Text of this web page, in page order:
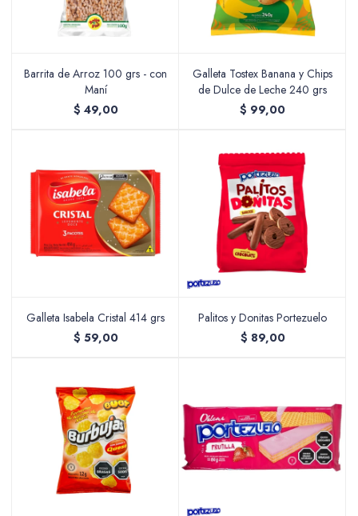
Barrita de Arroz 100 grs - con
Maní
$ 49,00
Galleta Tostex Banana y Chips
de Dulce de Leche 240 grs
$ 99,00
Galleta Isabela Cristal 414 grs
$ 59,00
Palitos y Donitas Portezuelo
$ 89,00